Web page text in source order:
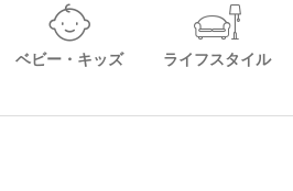
ベビー・キッズ ライフスタイル